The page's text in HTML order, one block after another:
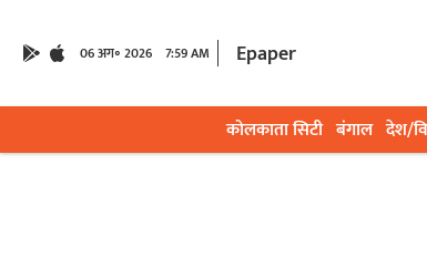
06 अग॰ 2026 7:59 AM Epaper
कोलकाता सिटी बंगाल देश/